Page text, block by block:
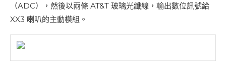
（ADC），然後以兩條 AT&T 玻璃光纖線，輸出數位訊號給
XX3 喇叭的主動模組。